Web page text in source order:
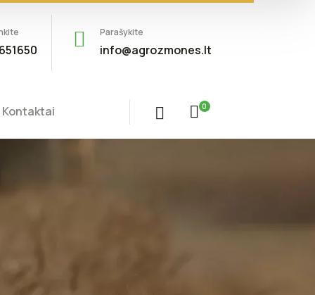
Parašykite
info@agrozmones.lt
Kontaktai 0